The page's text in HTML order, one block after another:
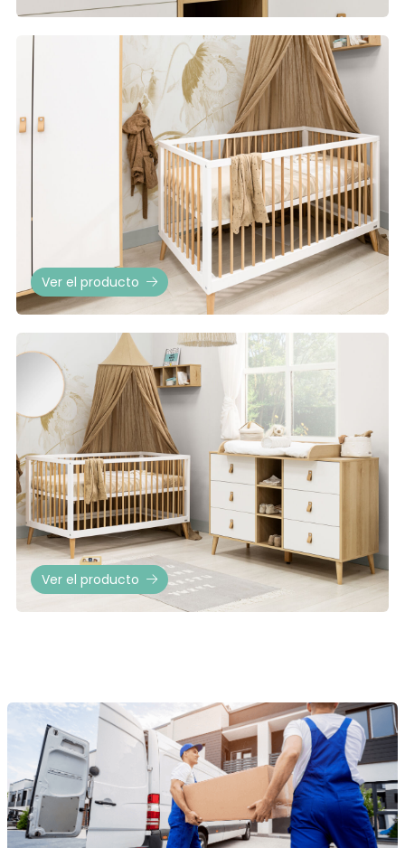
Ver el producto
Ver el producto